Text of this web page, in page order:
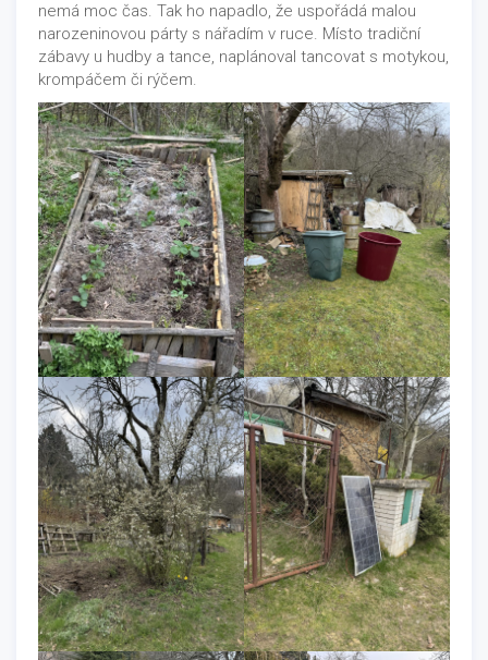
nemá moc čas. Tak ho napadlo, že uspořádá malou
narozeninovou párty s nářadím v ruce. Místo tradiční
zábavy u hudby a tance, naplánoval tancovat s motykou,
krompáčem či rýčem.